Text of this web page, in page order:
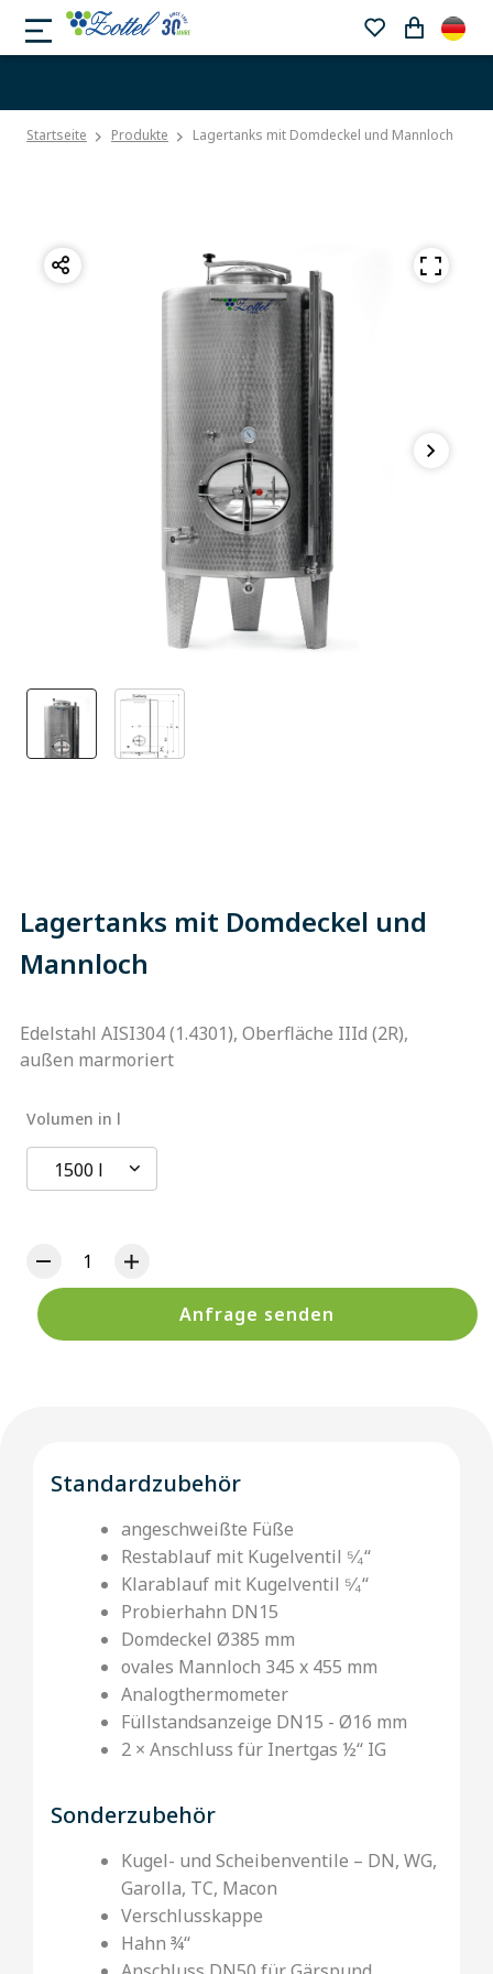
Startseite Produkte Lagertanks mit Domdeckel und Mannloch
Lagertanks mit Domdeckel und
Mannloch
Edelstahl AISI304 (1.4301), Oberfläche IIId (2R),
außen marmoriert
Volumen in l
1500 l
Anfrage senden
Standardzubehör
angeschweißte Füße
Restablauf mit Kugelventil ⁵⁄₄‘‘
Klarablauf mit Kugelventil ⁵⁄₄‘‘
Probierhahn DN15
Domdeckel Ø385 mm
ovales Mannloch 345 x 455 mm
Analogthermometer
Füllstandsanzeige DN15 - Ø16 mm
2 × Anschluss für Inertgas ½‘‘ IG
Sonderzubehör
Kugel- und Scheibenventile – DN, WG,
Garolla, TC, Macon
Verschlusskappe
Hahn ¾‘‘